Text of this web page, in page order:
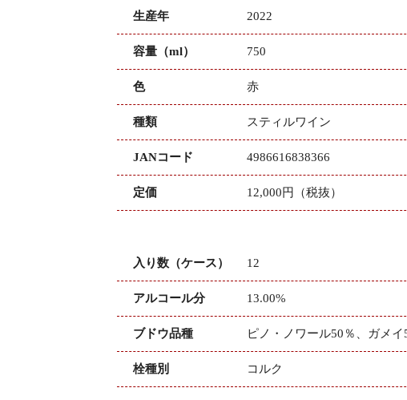
生産年 2022
容量（ml） 750
色 赤
種類 スティルワイン
JANコード 4986616838366
定価 12,000円（税抜）
入り数（ケース） 12
アルコール分 13.00%
ブドウ品種 ピノ・ノワール50％、ガメイ
栓種別 コルク